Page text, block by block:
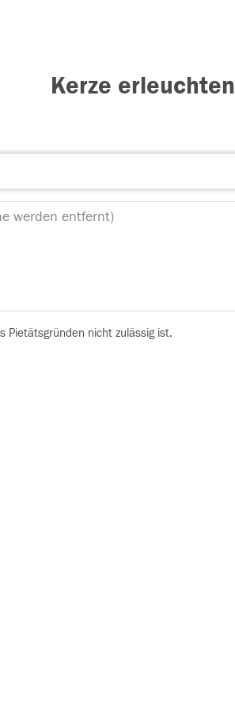
Kerze erleuchten
Pietätsgründen nicht zulässig ist.